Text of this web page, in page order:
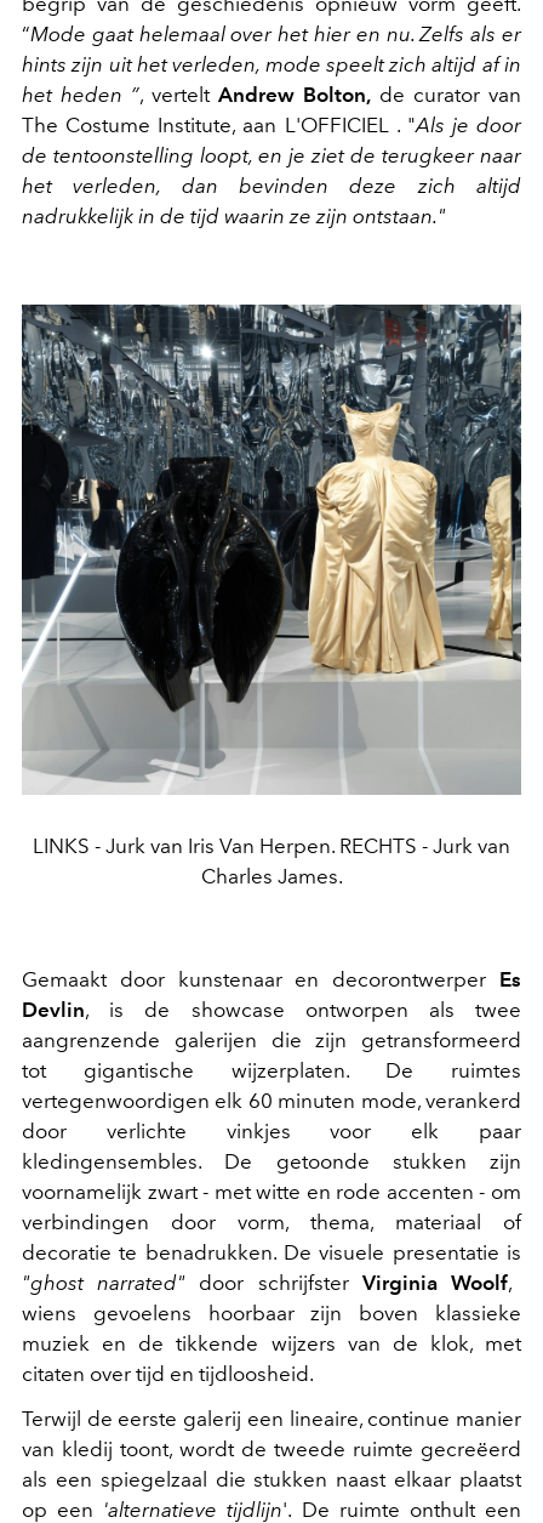
“Mode gaat helemaal over het hier en nu. Zelfs als er
hints zijn uit het verleden, mode speelt zich altijd af in
het heden ”, vertelt Andrew Bolton, de curator van
The Costume Institute, aan L'OFFICIEL . "Als je door
de tentoonstelling loopt, en je ziet de terugkeer naar
het verleden, dan bevinden deze zich altijd
nadrukkelijk in de tijd waarin ze zijn ontstaan."
LINKS - Jurk van Iris Van Herpen. RECHTS - Jurk van
Charles James.
Gemaakt door kunstenaar en decorontwerper Es
Devlin, is de showcase ontworpen als twee
aangrenzende galerijen die zijn getransformeerd
tot gigantische wijzerplaten. De ruimtes
vertegenwoordigen elk 60 minuten mode, verankerd
door verlichte vinkjes voor elk paar
kledingensembles. De getoonde stukken zijn
voornamelijk zwart - met witte en rode accenten - om
verbindingen door vorm, thema, materiaal of
decoratie te benadrukken. De visuele presentatie is
"ghost narrated" door schrijfster Virginia Woolf,
wiens gevoelens hoorbaar zijn boven klassieke
muziek en de tikkende wijzers van de klok, met
citaten over tijd en tijdloosheid.
Terwijl de eerste galerij een lineaire, continue manier
van kledij toont, wordt de tweede ruimte gecreëerd
als een spiegelzaal die stukken naast elkaar plaatst
op een 'alternatieve tijdlijn'. De ruimte onthult een